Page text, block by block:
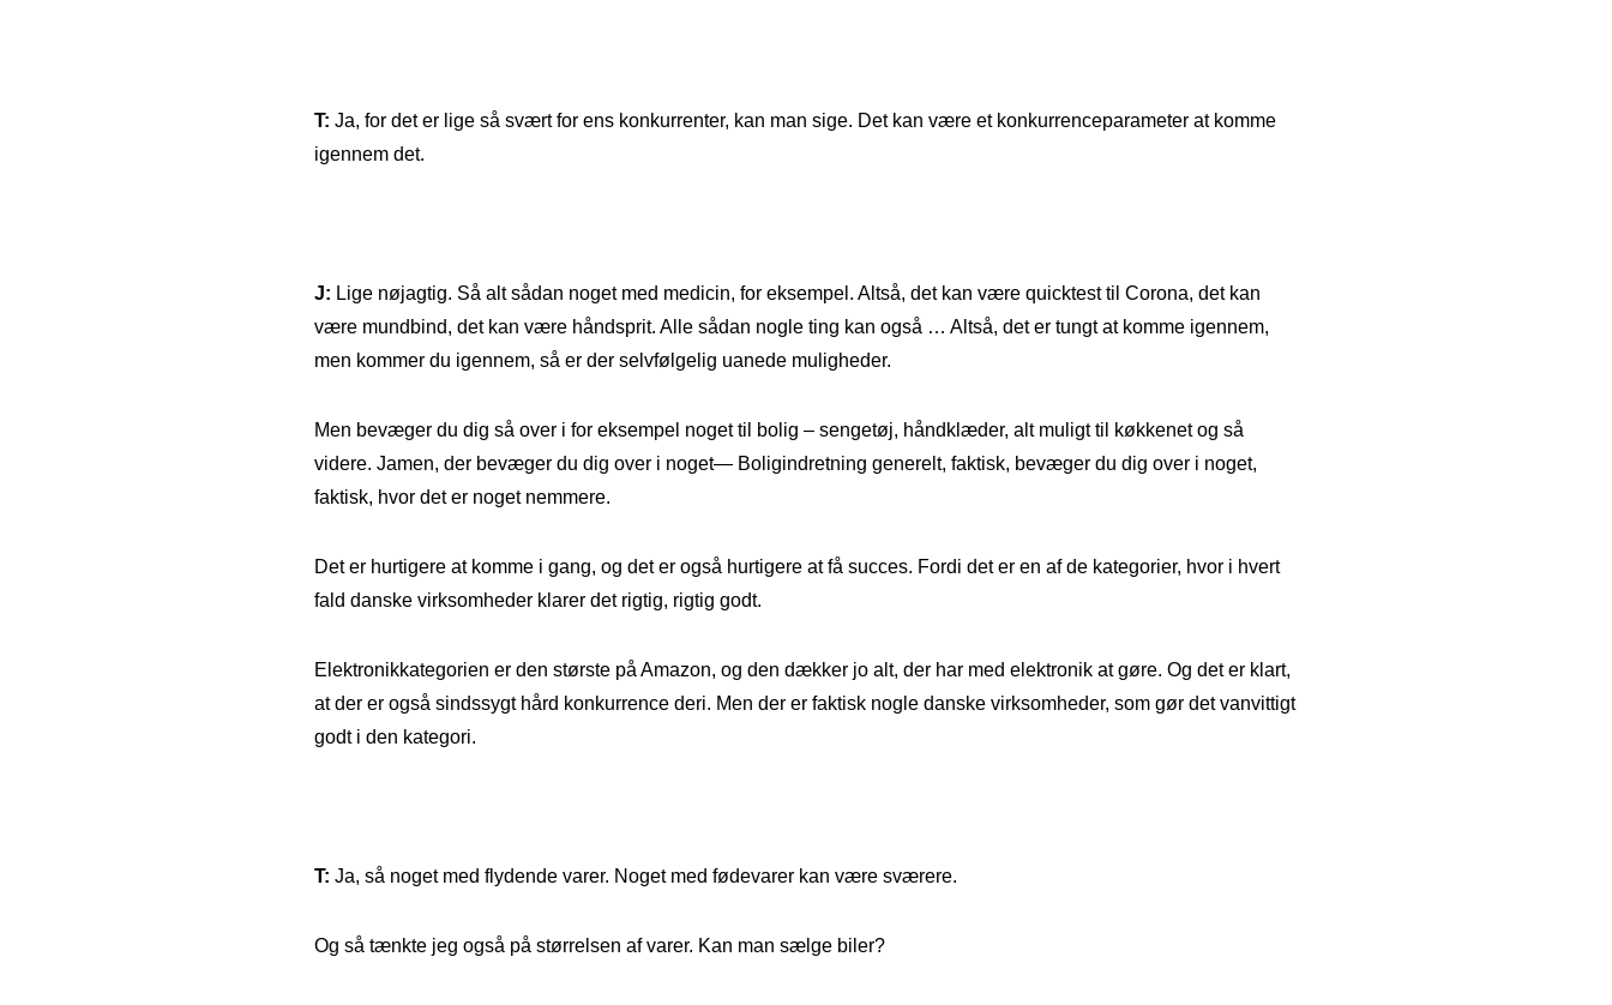
T: Ja, for det er lige så svært for ens konkurrenter, kan man sige. Det kan være et konkurrenceparameter at komme
igennem det.
J: Lige nøjagtig. Så alt sådan noget med medicin, for eksempel. Altså, det kan være quicktest til Corona, det kan
være mundbind, det kan være håndsprit. Alle sådan nogle ting kan også … Altså, det er tungt at komme igennem,
men kommer du igennem, så er der selvfølgelig uanede muligheder.
Men bevæger du dig så over i for eksempel noget til bolig – sengetøj, håndklæder, alt muligt til køkkenet og så
videre. Jamen, der bevæger du dig over i noget— Boligindretning generelt, faktisk, bevæger du dig over i noget,
faktisk, hvor det er noget nemmere.
Det er hurtigere at komme i gang, og det er også hurtigere at få succes. Fordi det er en af de kategorier, hvor i hvert
fald danske virksomheder klarer det rigtig, rigtig godt.
Elektronikkategorien er den største på Amazon, og den dækker jo alt, der har med elektronik at gøre. Og det er klart,
at der er også sindssygt hård konkurrence deri. Men der er faktisk nogle danske virksomheder, som gør det vanvittigt
godt i den kategori.
T: Ja, så noget med flydende varer. Noget med fødevarer kan være sværere.
Og så tænkte jeg også på størrelsen af varer. Kan man sælge biler?